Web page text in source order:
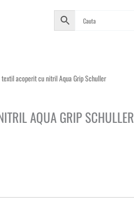
acoperit cu nitril Aqua Grip Schuller
AQUA GRIP SCHULLER